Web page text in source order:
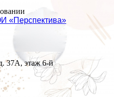
«Перспектива»
37А, этаж 6-й